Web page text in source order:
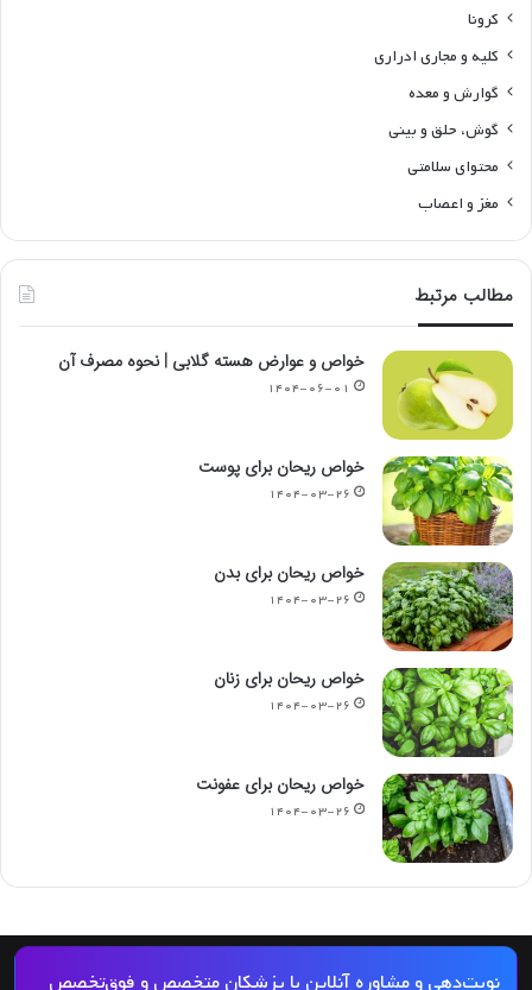
کرونا
کلیه و مجاری ادراری
گوارش و معده
گوش، حلق و بینی
محتوای سلامتی
مغز و اعصاب
مطالب مرتبط
خواص و عوارض هسته گلابی | نحوه مصرف آن
۱۴۰۴-۰۶-۰۱
خواص ریحان برای پوست
۱۴۰۴-۰۳-۲۶
خواص ریحان برای بدن
۱۴۰۴-۰۳-۲۶
خواص ریحان برای زنان
۱۴۰۴-۰۳-۲۶
خواص ریحان برای عفونت
۱۴۰۴-۰۳-۲۶
نوبت‌دهی و مشاوره آنلاین با پزشکان متخصص و فوق‌تخصص
© کپی رایت 2026, کلیه حقوق مادی و معنوی این مجله و کلیه خدمات آن محفوظ و متعلق